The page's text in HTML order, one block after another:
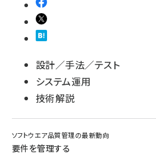
設計／手法／テスト
システム運用
技術解説
ソフトウエア品質管理の最新動向
要件を管理する